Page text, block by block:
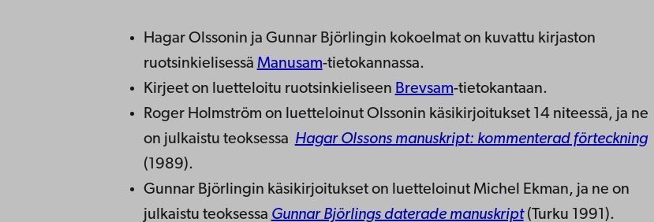
Hagar Olssonin ja Gunnar Björlingin kokoelmat on kuvattu kirjaston
ruotsinkielisessä Manusam-tietokannassa.
Kirjeet on luetteloitu ruotsinkieliseen Brevsam-tietokantaan.
Roger Holmström on luetteloinut Olssonin käsikirjoitukset 14 niteessä, ja ne
on julkaistu teoksessa Hagar Olssons manuskript: kommenterad förteckning
(1989).
Gunnar Björlingin käsikirjoitukset on luetteloinut Michel Ekman, ja ne on
julkaistu teoksessa Gunnar Björlings daterade manuskript(Turku 1991).